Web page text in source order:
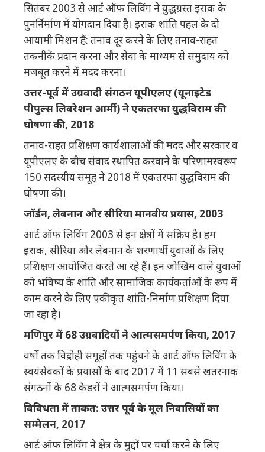
सितंबर 2003 से आर्ट ऑफ लिविंग ने युद्धग्रस्त इराक के
पुनर्निर्माण में योगदान दिया है। इराक शांति पहल के दो
आयामी मिशन हैं: तनाव दूर करने के लिए तनाव-राहत
तकनीकें प्रदान करना और सेवा के माध्यम से समुदाय को
मजबूत करने में मदद करना।
उत्तर-पूर्व में उग्रवादी संगठन यूपीएलए (यूनाइटेड
पीपुल्स लिबरेशन आर्मी) ने एकतरफा युद्धविराम की
घोषणा की, 2018
तनाव-राहत प्रशिक्षण कार्यशालाओं की मदद और सरकार व
यूपीएलए के बीच संवाद स्थापित करवाने के परिणामस्वरूप
150 सदस्यीय समूह ने 2018 में एकतरफा युद्धविराम की
घोषणा की।
जॉर्डन, लेबनान और सीरिया मानवीय प्रयास, 2003
आर्ट ऑफ लिविंग 2003 से इन क्षेत्रों में सक्रिय है। हम
इराक, सीरिया और लेबनान के शरणार्थी युवाओं के लिए
प्रशिक्षण आयोजित करते आ रहे हैं। इन जोखिम वाले युवाओं
को भविष्य के शांति और सामाजिक कार्यकर्ताओं के रूप में
काम करने के लिए एकीकृत शांति-निर्माण प्रशिक्षण दिया
जा रहा है।
मणिपुर में 68 उग्रवादियों ने आत्मसमर्पण किया, 2017
वर्षों तक विद्रोही समूहों तक पहुंचने के आर्ट ऑफ लिविंग के
स्वयंसेवकों के प्रयासों के बाद 2017 में 11 सबसे खतरनाक
संगठनों के 68 कैडरों ने आत्मसमर्पण किया।
विविधता में ताकत: उत्तर पूर्व के मूल निवासियों का
सम्मेलन, 2017
आर्ट ऑफ लिविंग ने क्षेत्र के मुद्दों पर चर्चा करने के लिए